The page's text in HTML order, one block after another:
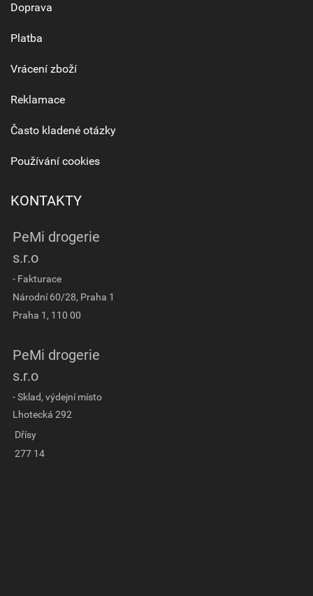
Doprava
Platba
Vrácení zboží
Reklamace
Často kladené otázky
Používání cookies
KONTAKTY
PeMi drogerie
s.r.o
- Fakturace
Národní 60/28, Praha 1
Praha 1, 110 00
PeMi drogerie
s.r.o
- Sklad, výdejní místo
Lhotecká 292
Dřísy
277 14